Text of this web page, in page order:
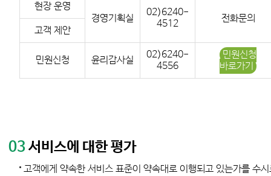
현장 운영
경영기획실
02)6240-
4512
전화문의
고객 제안
민원신청 윤리감사실
02)6240-
4556
민원신청
바로가기
03서비스에 대한 평가
고객에게 약속한 서비스 표준이 약속대로 이행되고 있는가를 수